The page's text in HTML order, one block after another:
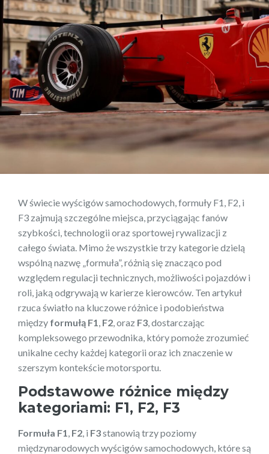
W świecie wyścigów samochodowych, formuły F1, F2, i
F3 zajmują szczególne miejsca, przyciągając fanów
szybkości, technologii oraz sportowej rywalizacji z
całego świata. Mimo że wszystkie trzy kategorie dzielą
wspólną nazwę „formuła”, różnią się znacząco pod
względem regulacji technicznych, możliwości pojazdów i
roli, jaką odgrywają w karierze kierowców. Ten artykuł
rzuca światło na kluczowe różnice i podobieństwa
między formułą F1 F2 , oraz F3 , dostarczając
kompleksowego przewodnika, który pomoże zrozumieć
unikalne cechy każdej kategorii oraz ich znaczenie w
szerszym kontekście motorsportu.
Podstawowe różnice między
kategoriami: F1, F2, F3
Formuła F1 F2 , i F3stanowią trzy poziomy
międzynarodowych wyścigów samochodowych, które są